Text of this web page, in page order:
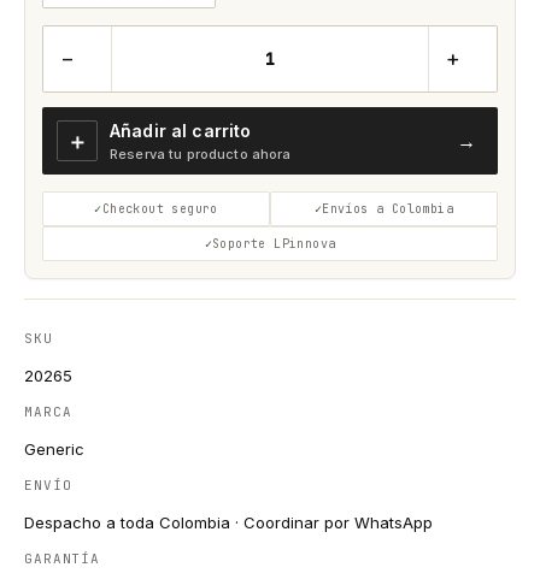
− +
＋ Añadir al carrito
Reserva tu producto ahora
→
Checkout seguro Envíos a Colombia
Soporte LPinnova
SKU
20265
MARCA
Generic
ENVÍO
Despacho a toda Colombia · Coordinar por WhatsApp
GARANTÍA